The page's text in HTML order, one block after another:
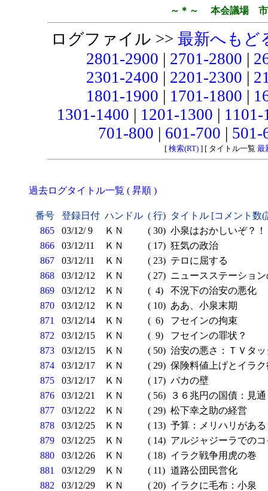
～＊～ 本会議場 市
ログファイル >> 最新へもど
2801-2900 | 2701-2800 |
2301-2400 | 2201-2300 |
1801-1900 | 1701-1800 |
1301-1400 | 1201-1300 |
701-800 | 601-700 |
[ 検索(RT)] [ タイトル一覧 最
過去ログタイトル一覧 ( 昇順 )
番号 登録日付 ハンドル ( 行) タイトル [コメント数
865
03/12/ 9 ＫＮ ( 30) 小泉はおかしいぞ？！
866
03/12/11 ＫＮ ( 17) 狂気の政治
867
03/12/11 ＫＮ ( 23) テロに屈する
868
03/12/12 ＫＮ ( 27) ニュースステーショ
869
03/12/12 ＫＮ ( 4)
不況下の治安の悪化
870
03/12/12 ＫＮ ( 10) ああ、小泉末期
871
03/12/14 ＫＮ ( 6)
フセインの拘束
872
03/12/15 ＫＮ ( 9)
フセインの罪状？
873
03/12/15 ＫＮ ( 50) 治安の悪さ：ＴＶタ
874
03/12/17 ＫＮ ( 29) 保険料値上げとイラ
875
03/12/17 ＫＮ ( 17) バカの壁
876
03/12/21 ＫＮ ( 56)
３６兆円の国債：見
877
03/12/22 ＫＮ ( 29) 松下幸之助の経営
878
03/12/25 ＫＮ ( 13) 予算：メリハリがある
879
03/12/25 ＫＮ ( 14) アルジャジーラでの
880
03/12/26 ＫＮ ( 18) イラク戦争用虎の巻
881
03/12/29 ＫＮ ( 11) 道路公団民営化
882
03/12/29 ＫＮ ( 20) イラクに毛布：小泉